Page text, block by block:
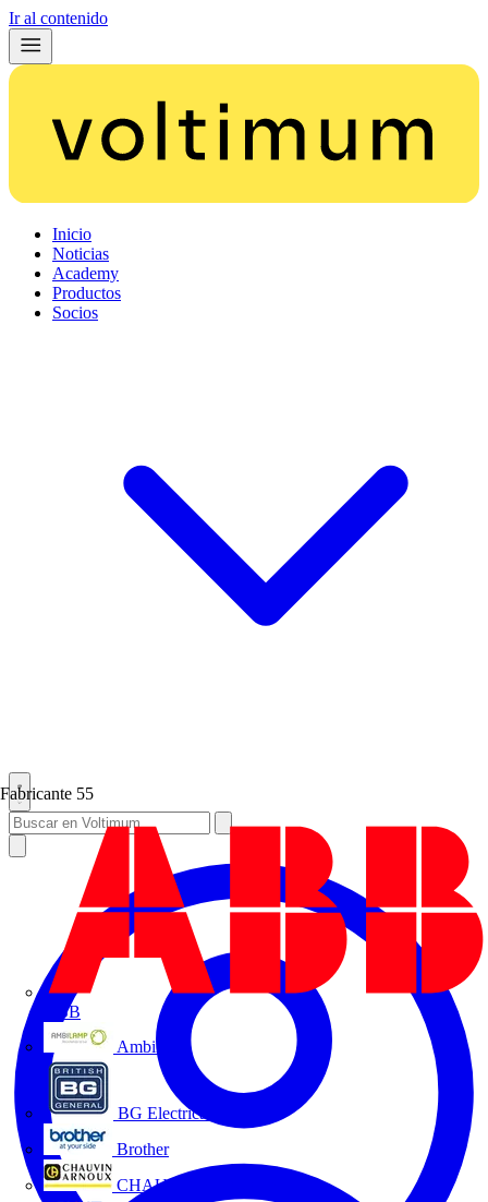
Ir al contenido
Inicio
Noticias
Academy
Productos
Socios
Fabricante 55
ABB
Ambilamp
BG Electrical
Brother
CHAUVIN ARNOUX